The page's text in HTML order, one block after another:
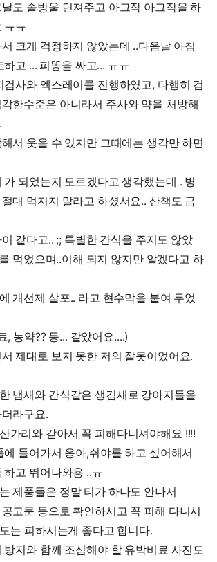
도 솔방울 던져주고 아그작 아그작을 하
ㅠㅠ
크게 걱정하지 않았는데 ..다음날 아침
고 ... 피똥을 싸고... ㅠㅠ
검사와 엑스레이를 진행하였고, 다행히 검
한수준은 아니라서 주사와 약을 처방해
서 웃을 수 있지만 그때에는 생각만 하면
가 되었는지 모르겠다고 생각했는데 . 병
대 먹지지 말라고 하셨서요.. 산책도 금
같다고.. ;; 특별한 간식을 주지도 않았
먹었으며..이해 되지 않지만 알겠다고 하
개선제 살포.. 라고 현수막을 붙여 두었
, 농약?? 등... 같았어요....)
제대로 보지 못한 저의 잘못이었어요.
냄새와 간식같은 생김새로 강아지들을
라구요.
가리와 같아서 꼭 피해다니셔야해요 !!!!
에 들어가서 응아,쉬야를 하고 싶어해서
하고 뛰어나와용 ..ㅠ
제품들은 정말 티가 하나도 안나서
고문 등으로 확인하시고 꼭 피해 다니시
는 피하시는게 좋다고 합니다.
방지와 함께 조심해야 할 유박비료 사진도